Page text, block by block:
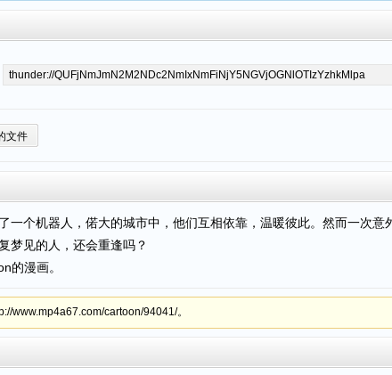
文件
个机器人，偌大的城市中，他们互相依靠，温暖彼此。然而一次意
梦见的人，还会重逢吗？
漫画。
www.mp4a67.com/cartoon/94041/。